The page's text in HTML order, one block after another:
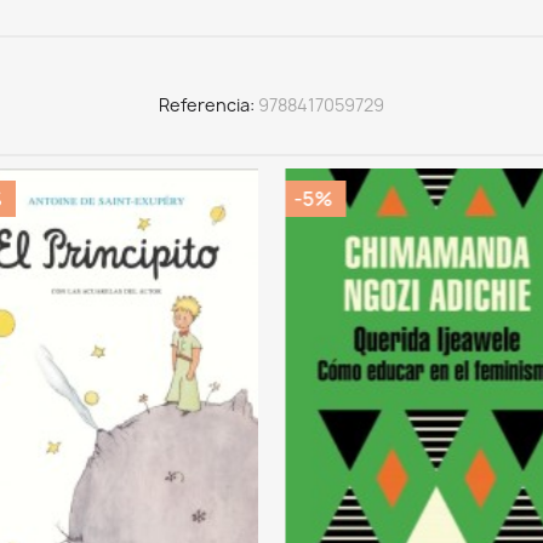
Referencia 9788417059729
-5%